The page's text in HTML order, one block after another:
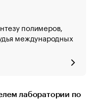
полимеров,
международных
лаборатории по